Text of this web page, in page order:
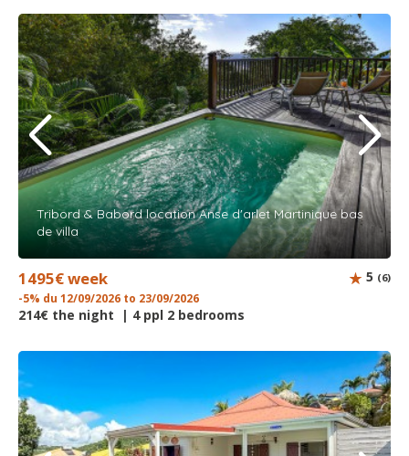
Tribord & Babord location Anse d'arlet Martinique bas
de villa
1495€ week
-5% du 12/09/2026 to 23/09/2026
214€ the night | 4 ppl 2 bedrooms
5 (6)